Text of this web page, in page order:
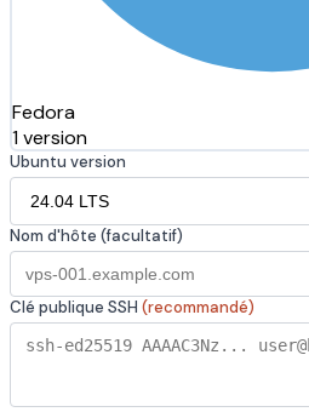
Fedora
1 version
Ubuntu version
Nom d'hôte (facultatif)
Clé publique SSH (recommandé)